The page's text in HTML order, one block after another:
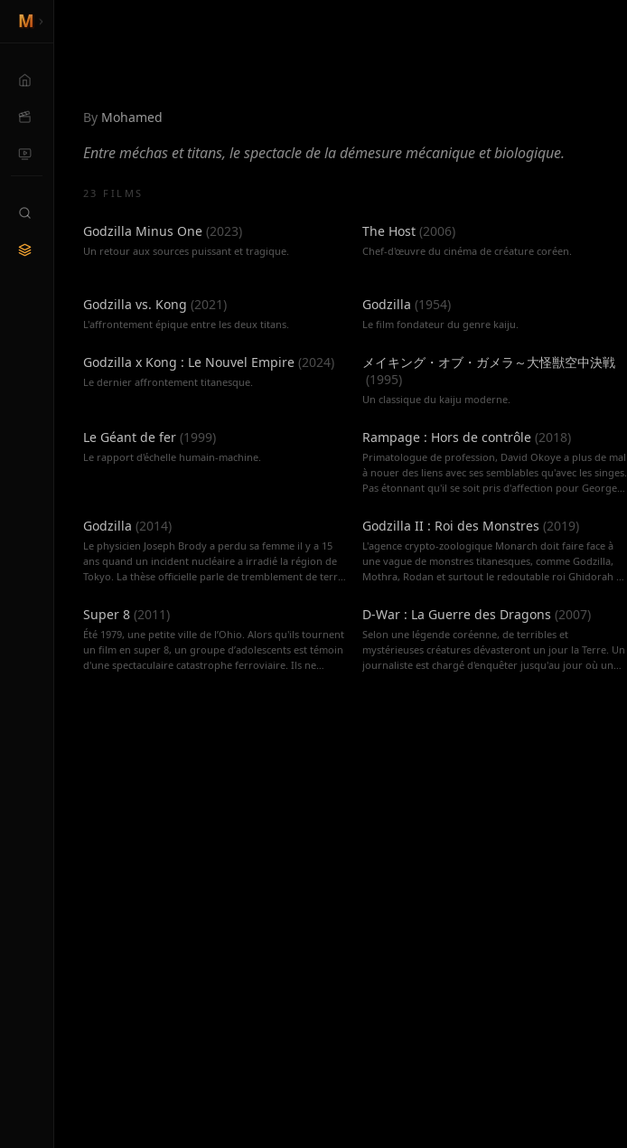
By Mohamed
Entre méchas et titans, le spectacle de la démesure mécanique et biologique.
23 FILMS
Godzilla Minus One (2023)
Un retour aux sources puissant et tragique.
The Host (2006)
Chef-d'œuvre du cinéma de créature coréen.
Godzilla vs. Kong (2021 )
L'affrontement épique entre les deux titans.
Godzilla (1954)
Le film fondateur du genre kaiju.
Godzilla x Kong : Le Nouvel Empire (2024)
Le dernier affrontement titanesque.
メイキング・オブ・ガメラ～大怪獣空中決戦
(1995)
Un classique du kaiju moderne.
Le Géant de fer (1999)
Le rapport d'échelle humain-machine.
Rampage : Hors de contrôle (2018)
Primatologue de profession, David Okoye a plus de mal
à nouer des liens avec ses semblables qu'avec les singes.
Pas étonnant qu'il se soit pris d'affection pour George,
dont il s'occupe depuis sa naissance. Mais suite à une
expérience génétique catastrophique, George se
métamorphose en monstre incontrôlable. Et il n'est pas
le seul puisque d'autres animaux se transforment en
prédateurs enragés aux quatre coins du pays,
travailler d'arrache-pied avec une généticienne pour
mettre au point un antidote. Pourront-ils à temps
empêcher la planète d'être ravagée ?
Godzilla (2014)
Le physicien Joseph Brody a perdu sa femme il y a 15
ans quand un incident nucléaire a irradié la région de
Tokyo. La thèse officielle parle de tremblement de terre
avec son fils Ford, soldat dans la Navy. En fait de
catastrophe naturelle, il s'agit plutôt des dégâts d'une
créature gigantesque créée à la suite d'essais nucléaires
dans le Pacifique. D'autres monstres menacent l'archipel
d'Hawaï et la côte Ouest des États-Unis. L'armée est
Godzilla II : Roi des Monstres (2019)
L'agence crypto-zoologique Monarch doit faire face à
une vague de monstres titanesques, comme Godzilla,
Mothra, Rodan et surtout le redoutable roi Ghidorah à
créatures considérées jusque-là comme chimériques
menace d'éclater. Alors qu'elles cherchent toutes à
dominer la planète, l'avenir même de l'humanité est en
jeu…
Super 8 (2011 )
Été 1979, une petite ville de l’Ohio. Alors qu'ils tournent
un film en super 8, un groupe d’adolescents est témoin
d'une spectaculaire catastrophe ferroviaire. Ils ne
D-War : La Guerre des Dragons (2007)
Selon une légende coréenne, de terribles et
mystérieuses créatures dévasteront un jour la Terre. Un
journaliste est chargé d'enquêter jusqu'au jour où un